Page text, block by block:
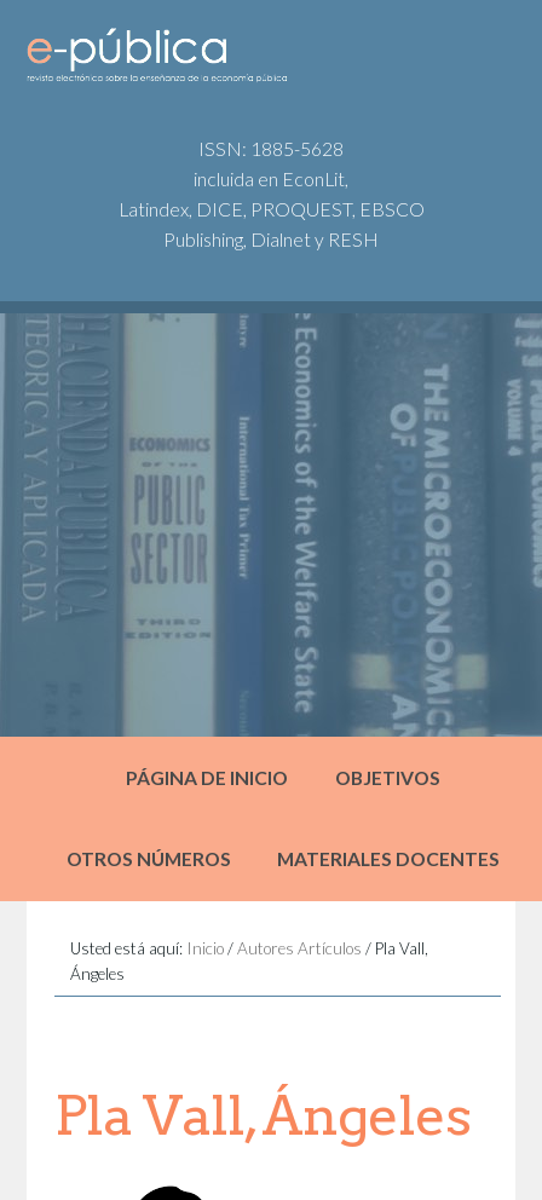
ISSN: 1885-5628
incluida en EconLit,
Latindex, DICE, PROQUEST, EBSCO
Publishing, Dialnet y RESH
PÁGINA DE INICIO OBJETIVOS
OTROS NÚMEROS MATERIALES DOCENTES
Usted está aquí: Inicio / Autores Artículos / Pla Vall,
Ángeles
Pla Vall, Ángeles